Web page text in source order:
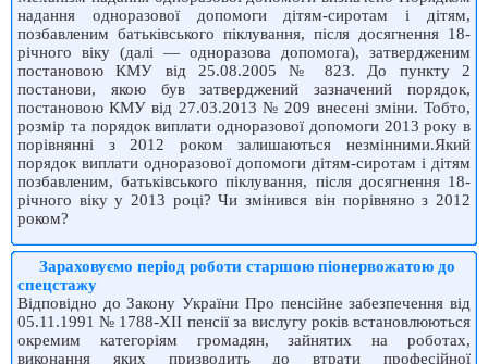
надання одноразової допомоги дітям-сиротам і дітям,
позбавленим батьківського піклування, після досягнення 18-
річного віку (далі — одноразова допомога), затвердженим
постановою КМУ від 25.08.2005 № 823. До пункту 2
постанови, якою був затверджений зазначений порядок,
постановою КМУ від 27.03.2013 № 209 внесені зміни. Тобто,
розмір та порядок виплати одноразової допомоги 2013 року в
порівнянні з 2012 роком залишаються незмінними.Який
порядок виплати одноразової допомоги дітям-сиротам і дітям
позбавленим, батьківського піклування, після досягнення 18-
річного віку у 2013 році? Чи змінився він порівняно з 2012
роком?
Зараховуємо період роботи старшою піонервожатою до
спецстажу
Відповідно до Закону України Про пенсійне забезпечення від
05.11.1991 № 1788-XII пенсії за вислугу років встановлюються
окремим категоріям громадян, зайнятих на роботах,
виконання яких призводить до втрати професійної